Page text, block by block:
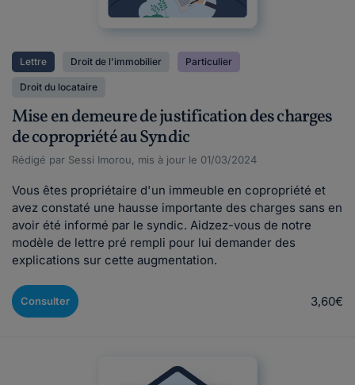
Lettre Droit de l'immobilier Particulier
Droit du locataire
Mise en demeure de justification des charges
de copropriété au Syndic
Rédigé par Sessi Imorou, mis à jour le 01/03/2024
Vous êtes propriétaire d'un immeuble en copropriété et
avez constaté une hausse importante des charges sans en
avoir été informé par le syndic. Aidzez-vous de notre
modèle de lettre pré rempli pour lui demander des
explications sur cette augmentation.
Consulter 3,60€